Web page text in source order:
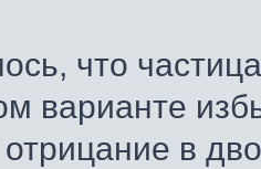
что
варианте
в